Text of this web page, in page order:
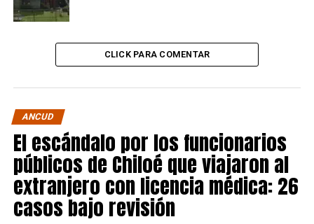
CLICK PARA COMENTAR
ANCUD
El escándalo por los funcionarios
públicos de Chiloé que viajaron al
extranjero con licencia médica: 26
casos bajo revisión